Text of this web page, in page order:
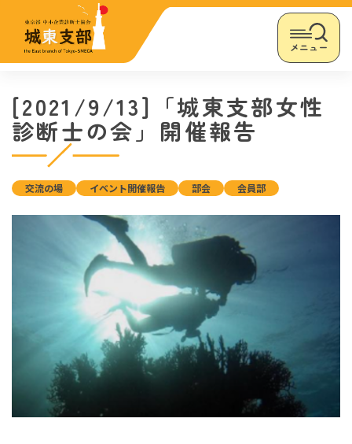
メニュー
[2021/9/13]「城東支部女性
診断士の会」開催報告
交流の場 イベント開催報告 部会 会員部